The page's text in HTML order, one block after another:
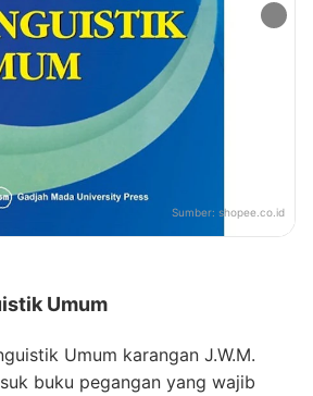
Sumber: shopee.co.id
Umum
Umum karangan J.W.M.
buku pegangan yang wajib